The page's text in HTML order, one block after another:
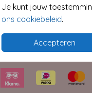
Je kunt jouw
ons cookiebeleid.
Accepteren